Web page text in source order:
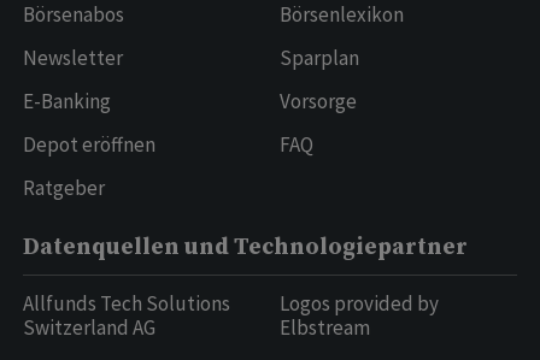
Börsenabos
Newsletter
E-Banking
Depot eröffnen
Ratgeber
Börsenlexikon
Sparplan
Vorsorge
FAQ
Datenquellen und Technologiepartner
Allfunds Tech Solutions
Switzerland AG
Logos provided by
Elbstream